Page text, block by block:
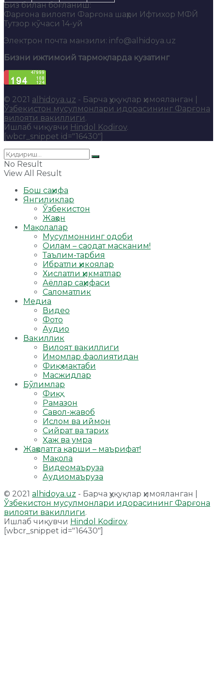
Биз билан боғланиш:
Фарғона вилояти Фарғона шаҳри Ифтихор МФЙ
Тутзор кўчаси 14-уй
Электрон почта манзили: info@alhidoya.uz
Бизни ижтимоий тармоқларда кузатинг
© 2021 alhidoya.uz - Барча ҳуқуқлар ҳимояланган |
Ўзбекистон мусулмонлари идорасининг Фарғона
вилояти вакиллиги.
Ишлаб чиқувчи Hindol Kodirov.
[wbcr_snippet id="16430"]
No Result
View All Result
Бош саҳифа
Янгиликлар
Ўзбекистон
Жаҳон
Мақолалар
Мусулмоннинг одоби
Оилам – саодат масканим!
Таълим-тарбия
Ибратли ҳикоялар
Хислатли ҳикматлар
Аёллар саҳифаси
Саломатлик
Медиа
Видео
Фото
Аудио
Вакиллик
Вилоят вакиллиги
Имомлар фаолиятидан
Фиқҳ мактаби
Масжидлар
Бўлимлар
Фиқҳ
Рамазон
Савол-жавоб
Ислом ва иймон
Сийрат ва тарих
Ҳаж ва умра
Жаҳолатга қарши – маърифат!
Мақола
Видеомаъруза
Аудиомаъруза
© 2021 alhidoya.uz - Барча ҳуқуқлар ҳимояланган |
Ўзбекистон мусулмонлари идорасининг Фарғона
вилояти вакиллиги.
Ишлаб чиқувчи Hindol Kodirov.
[wbcr_snippet id="16430"]